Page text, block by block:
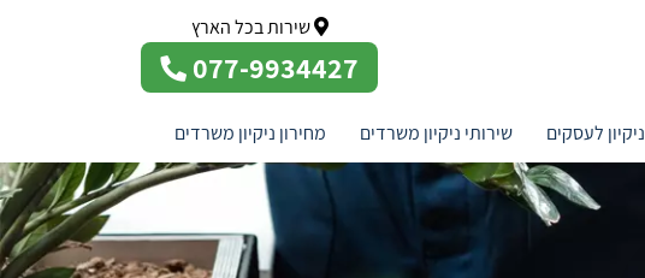
שירות בכל הארץ
077-9934427
ניקיון לעסקים שירותי ניקיון משרדים מחירון ניקיון משרדים